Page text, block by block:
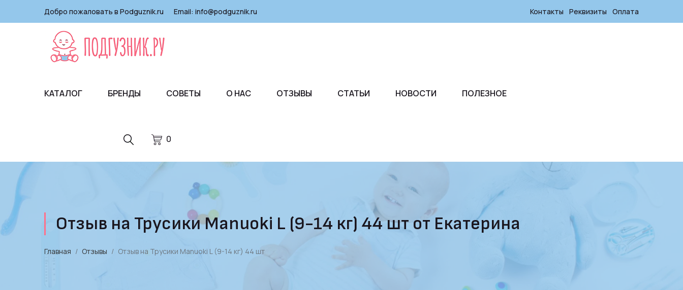
Добро пожаловать в Podguznik.ru Email: info@podguznik.ru Контакты Реквизиты Оплата
0
КАТАЛОГ БРЕНДЫ СОВЕТЫ О НАС ОТЗЫВЫ СТАТЬИ НОВОСТИ ПОЛЕЗНОЕ
Отзыв на Трусики Manuoki L (9-14 кг) 44 шт от Екатерина
Главная Отзывы Отзыв на Трусики Manuoki L (9-14 кг) 44 шт